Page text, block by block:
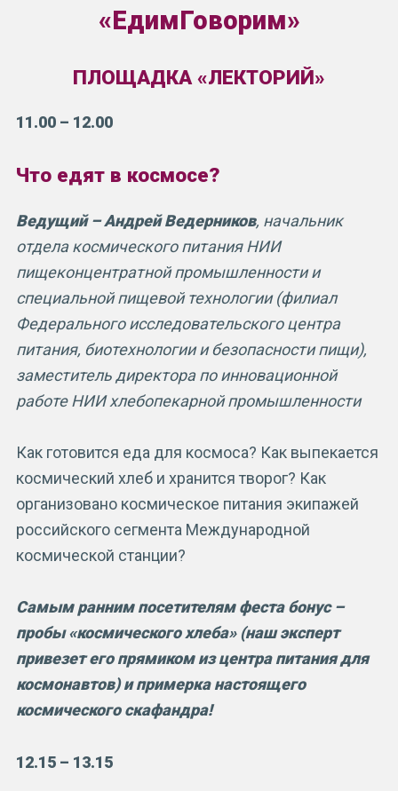
«ЕдимГоворим»
ПЛОЩАДКА «ЛЕКТОРИЙ»
11.00 – 12.00
Что едят в космосе?
Ведущий – Андрей Ведерников, начальник
отдела космического питания НИИ
пищеконцентратной промышленности и
специальной пищевой технологии (филиал
Федерального исследовательского центра
питания, биотехнологии и безопасности пищи),
заместитель директора по инновационной
работе НИИ хлебопекарной промышленности
Как готовится еда для космоса? Как выпекается
космический хлеб и хранится творог? Как
организовано космическое питания экипажей
российского сегмента Международной
космической станции?
Самым ранним посетителям феста бонус –
пробы «космического хлеба» (наш эксперт
привезет его прямиком из центра питания для
космонавтов) и примерка настоящего
космического скафандра!
12.15 – 13.15